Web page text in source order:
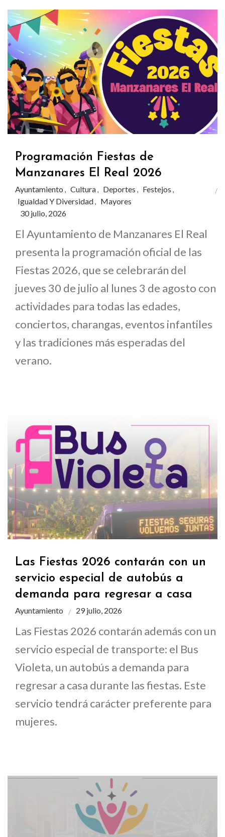
Programación Fiestas de
Manzanares El Real 2026
Ayuntamiento , Cultura, Deportes , Festejos ,
Igualdad Y Diversidad, Mayores
30 julio, 2026
El Ayuntamiento de Manzanares El Real
presenta la programación oficial de las
Fiestas 2026, que se celebrarán del
jueves 30 de julio al lunes 3 de agosto con
actividades para todas las edades,
conciertos, charangas, eventos infantiles
y las tradiciones más esperadas del
verano.
Las Fiestas 2026 contarán con un
servicio especial de autobús a
demanda para regresar a casa
Ayuntamiento 29 julio, 2026
Las Fiestas 2026 contarán además con un
servicio especial de transporte: el Bus
Violeta, un autobús a demanda para
regresar a casa durante las fiestas. Este
servicio tendrá carácter preferente para
mujeres.